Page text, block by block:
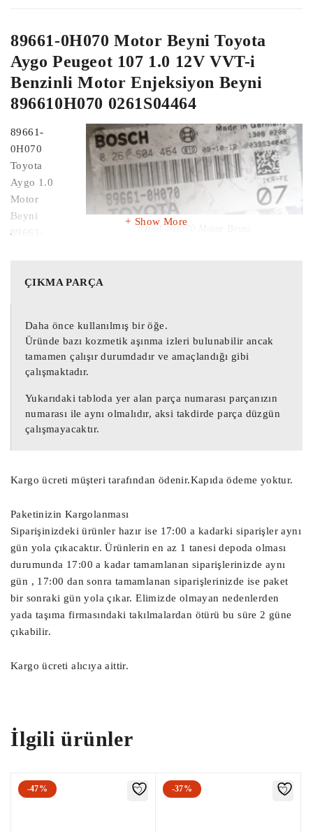
89661-0H070 Motor Beyni Toyota
Aygo Peugeot 107 1.0 12V VVT-i
Benzinli Motor Enjeksiyon Beyni
896610H070 0261S04464
89661-0H070 Motor Beyni
89661-
0H070
Toyota
Aygo 1.0
Motor
Beyni
89661-
1.0 Motor
896610H070 Toyota Aygo 1.0 Motor Beyni
896610H070 Peugeot 107 1.0 Motor Beyni
0261S04464 Peugeot 107 1.0 Motor Beyni
896610H070 Toyota Aygo 1.0 Motor Beyni / 896610H070
Peugeot 107 1.0 Motor Beyni
0261S04464 Toyota Aygo 1.0 Motor Beyni / 0261S04464
Peugeot 107 1.0 Motor Beyni
Peugeot 107 1.0 Motor Beyni
Show More
ÇIKMA PARÇA
Daha önce kullanılmış bir öğe.
Üründe bazı kozmetik aşınma izleri bulunabilir ancak
tamamen çalışır durumdadır ve amaçlandığı gibi
çalışmaktadır.
Yukarıdaki tabloda yer alan parça numarası parçanızın
numarası ile aynı olmalıdır, aksi takdirde parça düzgün
çalışmayacaktır.
Kargo ücreti müşteri tarafından ödenir.Kapıda ödeme yoktur.
Paketinizin Kargolanması
Siparişinizdeki ürünler hazır ise 17:00 a kadarki siparişler aynı
gün yola çıkacaktır. Ürünlerin en az 1 tanesi depoda olması
durumunda 17:00 a kadar tamamlanan siparişlerinizde aynı
gün , 17:00 dan sonra tamamlanan siparişlerinizde ise paket
bir sonraki gün yola çıkar. Elimizde olmayan nedenlerden
yada taşıma firmasındaki takılmalardan ötürü bu süre 2 güne
çıkabilir.
Kargo ücreti alıcıya aittir.
İlgili ürünler
-47% -37%